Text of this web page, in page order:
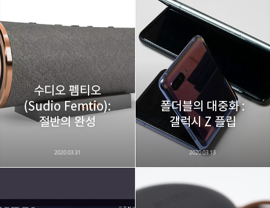
수디오 펨티오
(Sudio Femtio):
절반의 완성
2020.03.31
폴더블의 대중화 :
갤럭시 Z 플립
2020.03.13